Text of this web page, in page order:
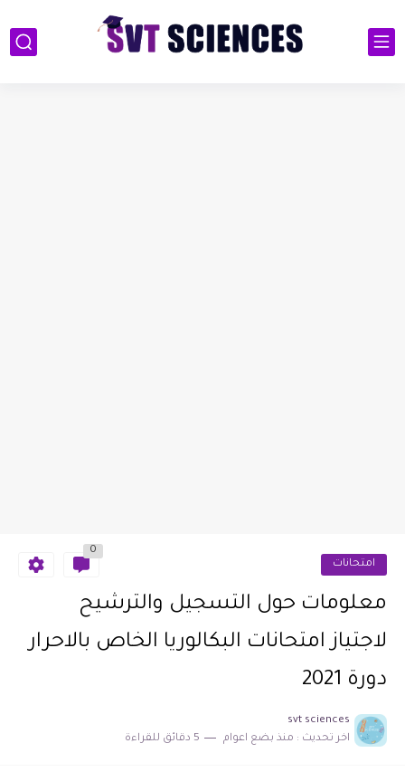
امتحانات
0
معلومات حول التسجيل والترشيح
لاجتياز امتحانات البكالوريا الخاص بالاحرار
دورة 2021
svt sciences
اخر تحديث : منذ بضع اعوام 5 دقائق للقراءة